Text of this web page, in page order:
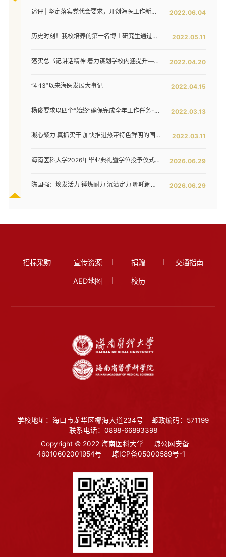
2022.06.04
述评 | 坚定落实党代会要求，开创海医工作新局面——写在全面落实省第八次党代会对海医发展提出新要求之时
2022.05.11
历史时刻！我校培养的第一名博士研究生通过答辩！
2022.04.20
落实总书记讲话精神 着力谋划学校内涵提升——我校召开发展战略咨询委员会第二次工作会议
2022.04.15
“4·13”以来海医发展大事记
2022.03.13
杨俊要求以四个“始终”确保完成全年工作任务--我校六届五次教代会暨七届二次工代会胜利闭幕
2022.03.11
凝心聚力 真抓实干 加快推进热带特色鲜明的国际化高水平医科大学建设步伐 ——我校六届五次教代会暨七届二次工代会隆重开幕
2026.06.29
海南医科大学2026年毕业典礼暨学位授予仪式举行
2026.06.29
陈国强：焕发活力 锤炼耐力 沉潜定力 哪吒闹海拓新程——在海南医科大学2026年毕业典礼上的讲话
招标采购 宣传资源 捐赠 交通指南
AED地图 校历
学校地址：海口市龙华区椰海大道234号
邮政编码：571199
联系电话：0898-66893398
Copyright © 2022 海南医科大学
琼公网安备
46010602001954号
琼ICP备05000589号-1